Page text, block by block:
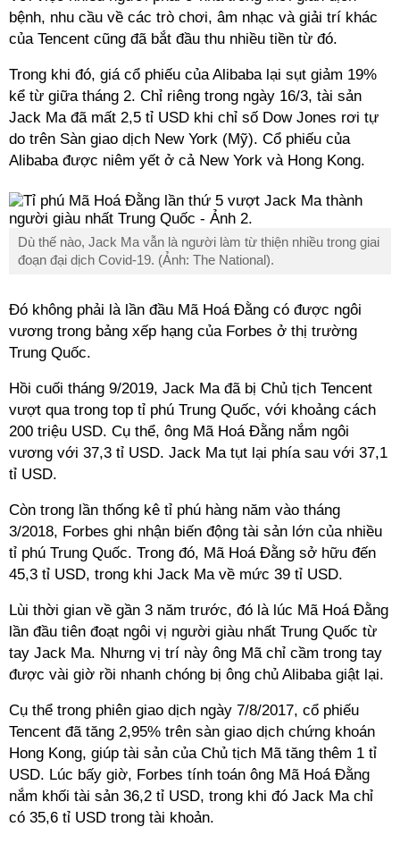
bệnh, nhu cầu về các trò chơi, âm nhạc và giải trí khác
của Tencent cũng đã bắt đầu thu nhiều tiền từ đó.
Trong khi đó, giá cổ phiếu của Alibaba lại sụt giảm 19%
kể từ giữa tháng 2. Chỉ riêng trong ngày 16/3, tài sản
Jack Ma đã mất 2,5 tỉ USD khi chỉ số Dow Jones rơi tự
do trên Sàn giao dịch New York (Mỹ). Cổ phiếu của
Alibaba được niêm yết ở cả New York và Hong Kong.
Dù thế nào, Jack Ma vẫn là người làm từ thiện nhiều trong giai
đoạn đại dịch Covid-19. (Ảnh: The National).
Đó không phải là lần đầu Mã Hoá Đằng có được ngôi
vương trong bảng xếp hạng của Forbes ở thị trường
Trung Quốc.
Hồi cuối tháng 9/2019, Jack Ma đã bị Chủ tịch Tencent
vượt qua trong top tỉ phú Trung Quốc, với khoảng cách
200 triệu USD. Cụ thể, ông Mã Hoá Đằng nắm ngôi
vương với 37,3 tỉ USD. Jack Ma tụt lại phía sau với 37,1
tỉ USD.
Còn trong lần thống kê tỉ phú hàng năm vào tháng
3/2018, Forbes ghi nhận biến động tài sản lớn của nhiều
tỉ phú Trung Quốc. Trong đó, Mã Hoá Đằng sở hữu đến
45,3 tỉ USD, trong khi Jack Ma về mức 39 tỉ USD.
Lùi thời gian về gần 3 năm trước, đó là lúc Mã Hoá Đằng
lần đầu tiên đoạt ngôi vị người giàu nhất Trung Quốc từ
tay Jack Ma. Nhưng vị trí này ông Mã chỉ cầm trong tay
được vài giờ rồi nhanh chóng bị ông chủ Alibaba giật lại.
Cụ thể trong phiên giao dịch ngày 7/8/2017, cổ phiếu
Tencent đã tăng 2,95% trên sàn giao dịch chứng khoán
Hong Kong, giúp tài sản của Chủ tịch Mã tăng thêm 1 tỉ
USD. Lúc bấy giờ, Forbes tính toán ông Mã Hoá Đằng
nắm khối tài sản 36,2 tỉ USD, trong khi đó Jack Ma chỉ
có 35,6 tỉ USD trong tài khoản.